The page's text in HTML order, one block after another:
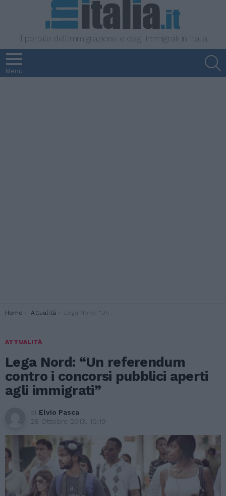
Il portale dell'immigrazione e degli immigrati in Italia
Menu
You are here:
Home Attualità Lega Nord: “Un referendum contro i concorsi pubblici aperti agli immigrati”
ATTUALITÀ
Lega Nord: “Un referendum
contro i concorsi pubblici aperti
agli immigrati”
di Elvio Pasca
28 Ottobre 2013, 10:19